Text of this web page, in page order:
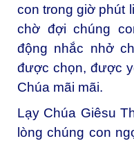
con trong giờ phút
chờ đợi chúng
động nhắc nhở
được chọn, được
Chúa mãi mãi.
Lạy Chúa Giêsu
lòng chúng con